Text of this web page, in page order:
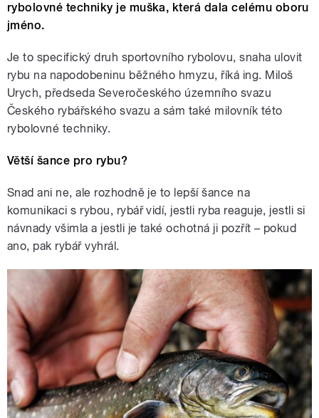
rybolovné techniky je muška, která dala celému oboru
jméno.
Je to specifický druh sportovního rybolovu, snaha ulovit
rybu na napodobeninu běžného hmyzu, říká ing. Miloš
Urych, předseda Severočeského územního svazu
Českého rybářského svazu a sám také milovník této
rybolovné techniky.
Větší šance pro rybu?
Snad ani ne, ale rozhodně je to lepší šance na
komunikaci s rybou, rybář vidí, jestli ryba reaguje, jestli si
návnady všimla a jestli je také ochotná ji pozřít – pokud
ano, pak rybář vyhrál.